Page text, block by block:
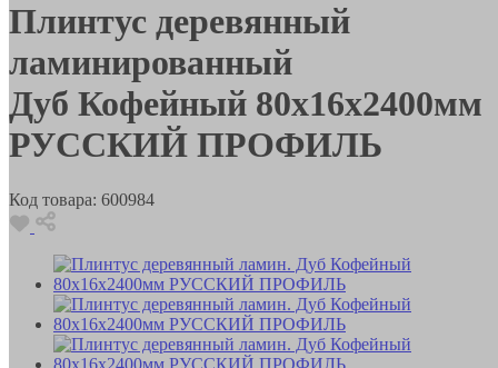
Плинтус деревянный
ламинированный
Дуб Кофейный 80х16х2400мм
РУССКИЙ ПРОФИЛЬ
Код товара: 600984